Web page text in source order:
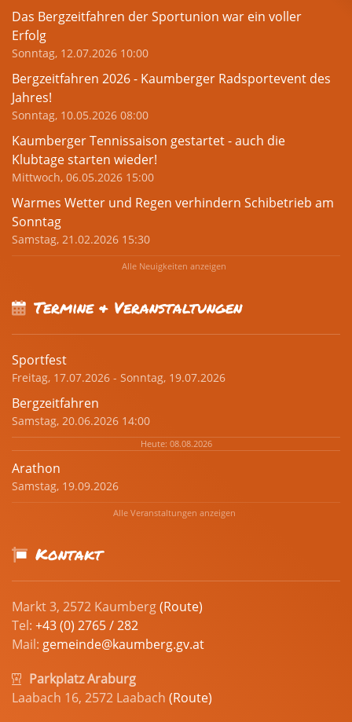
Das Bergzeitfahren der Sportunion war ein voller
Erfolg
Sonntag, 12.07.2026 10:00
Bergzeitfahren 2026 - Kaumberger Radsportevent des
Jahres!
Sonntag, 10.05.2026 08:00
Kaumberger Tennissaison gestartet - auch die
Klubtage starten wieder!
Mittwoch, 06.05.2026 15:00
Warmes Wetter und Regen verhindern Schibetrieb am
Sonntag
Samstag, 21.02.2026 15:30
Alle Neuigkeiten anzeigen
Termine & Veranstaltungen
Sportfest
Freitag, 17.07.2026 - Sonntag, 19.07.2026
Bergzeitfahren
Samstag, 20.06.2026 14:00
Heute: 08.08.2026
Arathon
Samstag, 19.09.2026
Alle Veranstaltungen anzeigen
Kontakt
Markt 3, 2572 Kaumberg(Route)
Tel: +43 (0) 2765 / 282
Mail: gemeinde@kaumberg.gv.at
Parkplatz Araburg
Laabach 16, 2572 Laabach (Route)